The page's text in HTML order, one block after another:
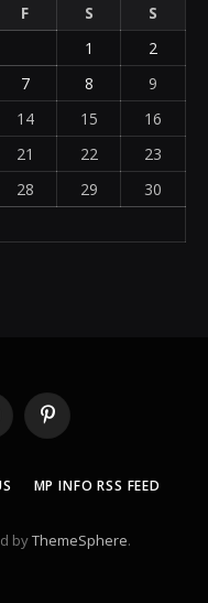
F S
S
1
2
7 8
9
14 15
16
21 22
23
28 29
30
Pinterest
MP INFO RSS FEED
byThemeSphere.